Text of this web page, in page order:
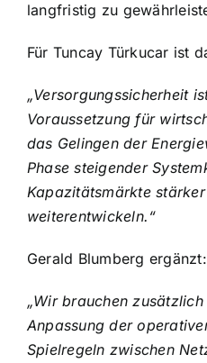
langfristig zu
Für Tuncay Türkucar ist
„Versorgungssicherheit
Voraussetzung für
das Gelingen der
Phase steigender
Kapazitätsmärkte
weiterentwickeln.“
Gerald Blumberg ergänzt:
„Wir brauchen
Anpassung der
Spielregeln zwischen